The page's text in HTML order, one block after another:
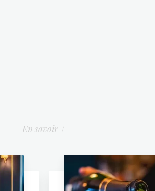
En savoir +